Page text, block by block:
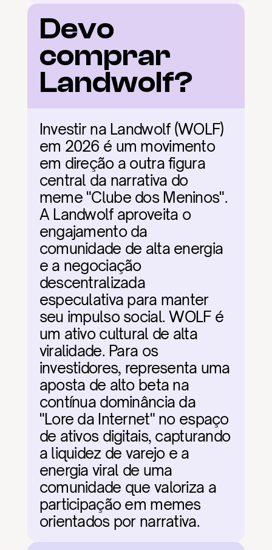
Devo
comprar
Landwolf?
Investir na Landwolf (WOLF)
em 2026 é um movimento
em direção a outra figura
central da narrativa do
meme "Clube dos Meninos".
A Landwolf aproveita o
engajamento da
comunidade de alta energia
e a negociação
descentralizada
especulativa para manter
seu impulso social. WOLF é
um ativo cultural de alta
viralidade. Para os
investidores, representa uma
aposta de alto beta na
contínua dominância da
"Lore da Internet" no espaço
de ativos digitais, capturando
a liquidez de varejo e a
energia viral de uma
comunidade que valoriza a
participação em memes
orientados por narrativa.